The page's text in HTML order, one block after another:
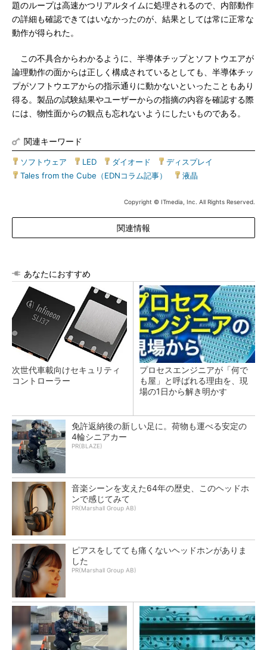
題のループは高速かつリアルタイムに処理されるので、内部動作
の詳細も確認できてはいなかったのが、結果としては常に正常な
動作が得られた。
この不具合からわかるように、半導体チップとソフトウエアが
論理動作の面からは正しく構成されているとしても、半導体チッ
プがソフトウエアからの指示通りに動かないといったこともあり
得る。製品の試験結果やユーザーからの指摘の内容を確認する際
には、物性面からの観点も忘れないようにしたいものである。
関連キーワード
ソフトウェア LED ダイオード ディスプレイ
Tales from the Cube（EDNコラム記事）
液晶
Copyright © ITmedia, Inc. All Rights Reserved.
関連情報
あなたにおすすめ
次世代車載向けセキュリティ
コントローラー
プロセスエンジニアが「何で
も屋」と呼ばれる理由を、現
場の1日から解き明かす
免許返納後の新しい足に。荷物も運べる安定の
4輪シニアカー
PR(BLAZE)
音楽シーンを支えた64年の歴史、このヘッドホ
ンで感じてみて
PR(Marshall Group AB)
ピアスをしてても痛くないヘッドホンがありま
した
PR(Marshall Group AB)